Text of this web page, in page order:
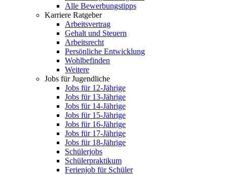
Alle Bewerbungstipps
Karriere Ratgeber
Arbeitsvertrag
Gehalt und Steuern
Arbeitsrecht
Persönliche Entwicklung
Wohlbefinden
Weitere
Jobs für Jugendliche
Jobs für 12-Jährige
Jobs für 13-Jährige
Jobs für 14-Jährige
Jobs für 15-Jährige
Jobs für 16-Jährige
Jobs für 17-Jährige
Jobs für 18-Jährige
Schülerjobs
Schülerpraktikum
Ferienjob für Schüler